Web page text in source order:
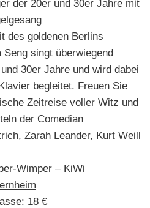
der 20er und 30er Jahre mit
des goldenen Berlins
singt überwiegend
30er Jahre und wird dabei
begleitet. Freuen Sie
Zeitreise voller Witz und
der Comedian
Zarah Leander, Kurt Weill
Wimper – KiWi
18 €